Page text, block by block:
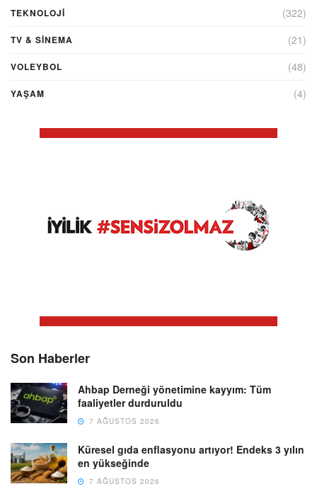
TEKNOLOJİ (322)
TV & SINEMA (21)
VOLEYBOL (48)
YAŞAM (4)
Son Haberler
Ahbap Derneği yönetimine kayyım: Tüm
faaliyetler durduruldu
7 AĞUSTOS 2026
Küresel gıda enflasyonu artıyor! Endeks 3 yılın
en yükseğinde
7 AĞUSTOS 2026